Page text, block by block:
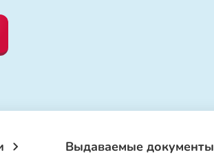
Выдаваемые документы